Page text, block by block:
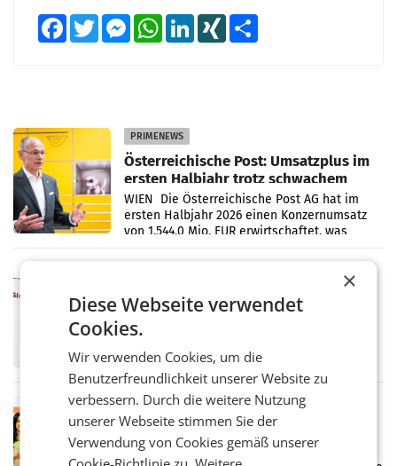
FacebookTwitter MessengerWhatsAppLinkedInXING
PRIMENEWS
Österreichische Post: Umsatzplus im
ersten Halbjahr trotz schwachem
Briefgeschäft
WIEN Die Österreichische Post AG hat im
ersten Halbjahr 2026 einen Konzernumsatz
von 1.544,0 Mio. EUR erwirtschaftet, was
einem Plus von 3,8 Prozent gegenüber dem
Vergleichszeitraum
ProSiebenSat.1 spart und macht
überraschend viel Gewinn
UNTERFÖHRING/MAILAND/AMSTERDAM. Der
Frühjahr dank Kostensenkungen operativ
wieder Gewinn gemacht und die
RETAIL
Eine Bühne für Zirkularität: ARA und
Müller informieren am POS über
×
Diese Webseite verwendet
Cookies.
Wir verwenden Cookies, um die
Benutzerfreundlichkeit unserer Website zu
verbessern. Durch die weitere Nutzung
unserer Webseite stimmen Sie der
Verwendung von Cookies gemäß unserer